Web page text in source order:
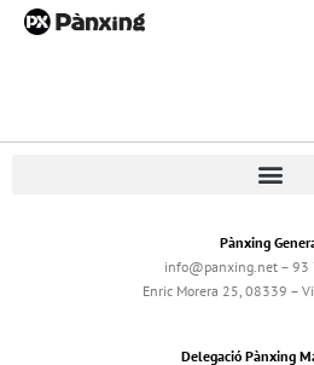
Pànxing
info@panxing.net – 93
Enric Morera 25, 08339 –
Delegació Pànxing